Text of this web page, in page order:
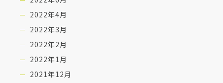
2022年4月
2022年3月
2022年2月
2022年1月
2021年12月